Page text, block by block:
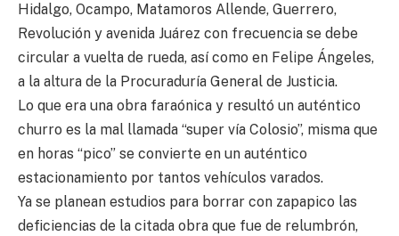
Hidalgo, Ocampo, Matamoros Allende, Guerrero,
Revolución y avenida Juárez con frecuencia se debe
circular a vuelta de rueda, así como en Felipe Ángeles,
a la altura de la Procuraduría General de Justicia.
Lo que era una obra faraónica y resultó un auténtico
churro es la mal llamada “super vía Colosio”, misma que
en horas “pico” se convierte en un auténtico
estacionamiento por tantos vehículos varados.
Ya se planean estudios para borrar con zapapico las
deficiencias de la citada obra que fue de relumbrón,